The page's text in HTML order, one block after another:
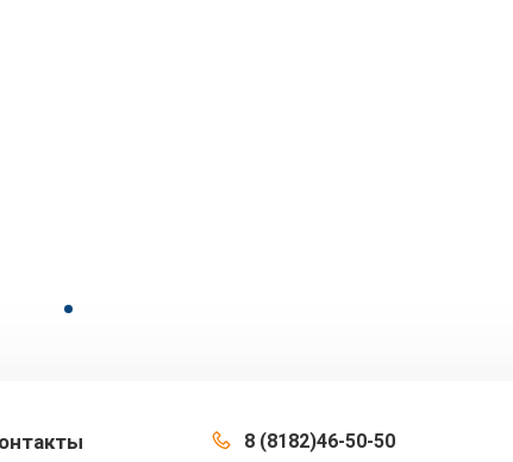
8 (8182)46-50-50